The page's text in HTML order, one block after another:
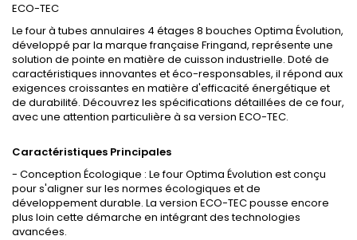
ECO-TEC
Le four à tubes annulaires 4 étages 8 bouches Optima Évolution,
développé par la marque française Fringand, représente une
solution de pointe en matière de cuisson industrielle. Doté de
caractéristiques innovantes et éco-responsables, il répond aux
exigences croissantes en matière d'efficacité énergétique et
de durabilité. Découvrez les spécifications détaillées de ce four,
avec une attention particulière à sa version ECO-TEC.
Caractéristiques Principales
- Conception Écologique : Le four Optima Évolution est conçu
pour s'aligner sur les normes écologiques et de
développement durable. La version ECO-TEC pousse encore
plus loin cette démarche en intégrant des technologies
avancées.